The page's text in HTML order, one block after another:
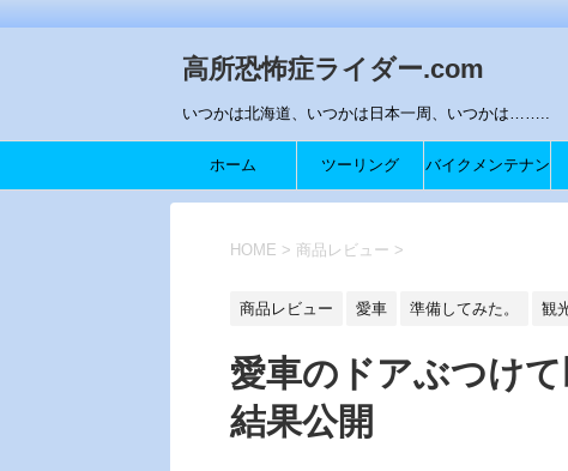
高所恐怖症ライダー.com
いつかは北海道、いつかは日本一周、いつかは……..
ホーム ツーリング バイクメンテナン
HOME > 商品レビュー >
商品レビュー 愛車 準備してみた。 観
愛車のドアぶつけ
結果公開